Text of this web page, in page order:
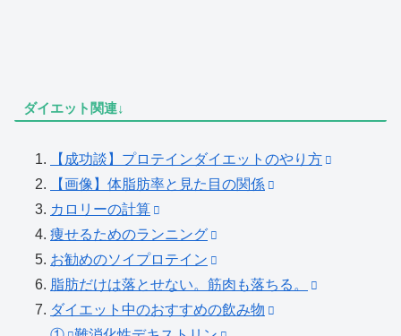
ダイエット関連↓
【成功談】プロテインダイエットのやり方
【画像】体脂肪率と見た目の関係
カロリーの計算
痩せるためのランニング
お勧めのソイプロテイン
脂肪だけは落とせない。筋肉も落ちる。
ダイエット中のおすすめの飲み物